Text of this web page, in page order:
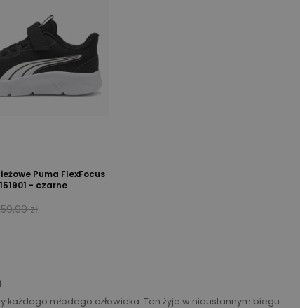
Puma FlexFocus
- czarne
zł
młodego człowieka. Ten żyje w nieustannym biegu.